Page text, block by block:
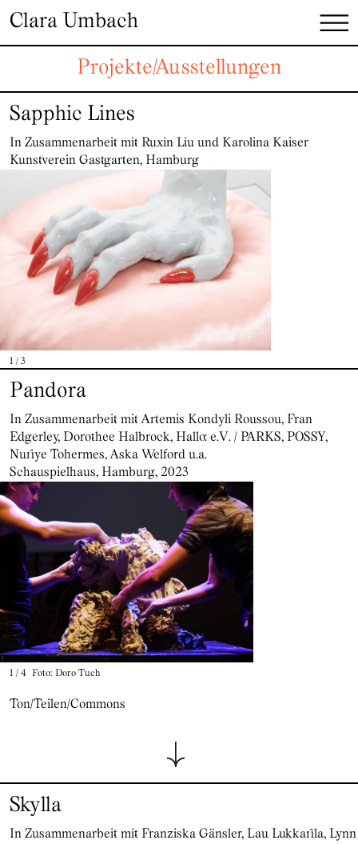
Clara Umbach
Projekte/Ausstellungen
Sapphic Lines
In Zusammenarbeit mit Ruxin Liu und Karolina Kaiser
Kunstverein Gastgarten, Hamburg
1 / 3
Pandora
In Zusammenarbeit mit Artemis Kondyli Roussou, Fran
Edgerley, Dorothee Halbrock, Hallo: e.V. / PARKS, POSSY,
Nuriye Tohermes, Aska Welford u.a.
Schauspielhaus, Hamburg, 2023
Foto: Doro Tuch
1 / 4
Ton/Teilen/Commons
Skylla
In Zusammenarbeit mit Franziska Gänsler, Lau Lukkarila, Lynn